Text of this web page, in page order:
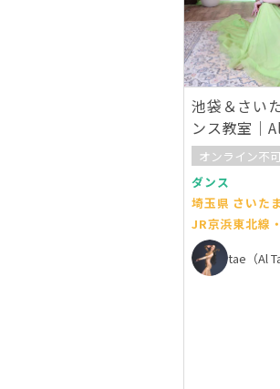
池袋＆さい
ンス教室｜
オンライン不
ダンス
埼玉県 さいた
JR京浜東北線
tae（Al